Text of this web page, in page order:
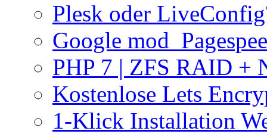
Plesk oder
Google
PHP 7 | ZFS RAID +
Kostenlose Lets
1-Klick Installation